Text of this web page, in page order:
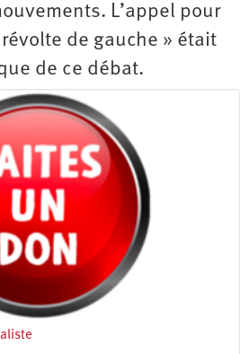
L’appel pour
de gauche » était
de ce débat.